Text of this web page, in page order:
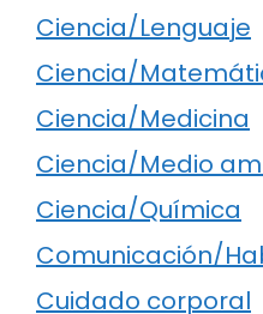
Ciencia/Lenguaje
Ciencia/
Ciencia/Medicina
Ciencia/Medio
Ciencia/Química
Comunicación/
Cuidado corporal